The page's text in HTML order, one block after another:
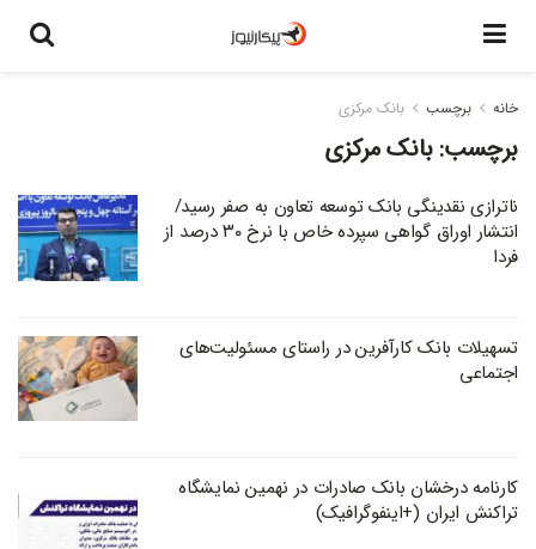
خانه برچسب بانک مرکزی
برچسب:بانک مرکزی
ناترازی نقدینگی بانک توسعه تعاون به صفر رسید/
انتشار اوراق گواهی سپرده خاص با نرخ ۳۰ درصد از
فردا
تسهیلات بانک کارآفرین در راستای مسئولیت‌های
اجتماعی
کارنامه درخشان بانک صادرات در نهمین نمایشگاه
تراکنش ایران (+اینفوگرافیک)